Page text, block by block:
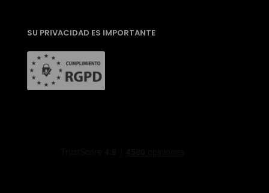
SU PRIVACIDAD ES IMPORTANTE